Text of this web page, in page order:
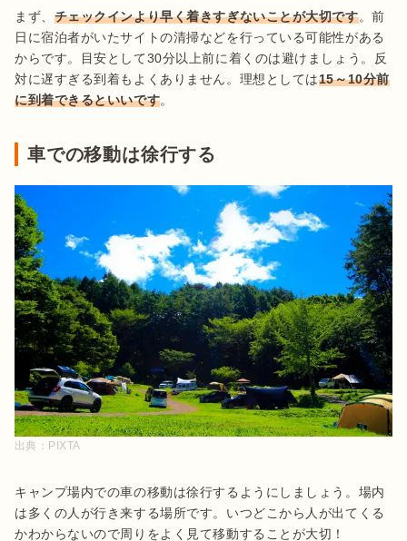
まず、 チェックインより早く着きすぎないことが大切です。前
日に宿泊者がいたサイトの清掃などを行っている可能性がある
からです。目安として30分以上前に着くのは避けましょう。反
対に遅すぎる到着もよくありません。理想としては15～10分前
に到着できるといいです。
車での移動は徐行する
出典： PIXTA
キャンプ場内での車の移動は徐行するようにしましょう。場内
は多くの人が行き来する場所です。いつどこから人が出てくる
かわからないので周りをよく見て移動することが大切！